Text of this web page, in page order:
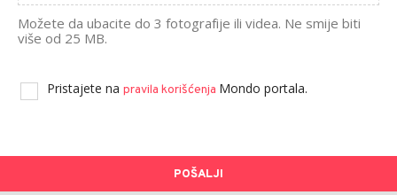
Možete da ubacite do 3 fotografije ili videa. Ne smije biti
više od 25 MB.
Pristajete na pravila korišćenja Mondo portala.
POŠALJI